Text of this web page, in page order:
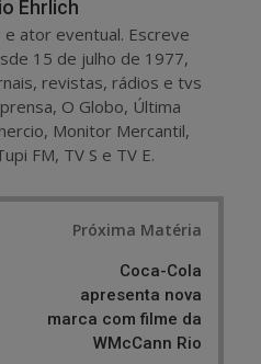
Ehrlich
e ator eventual. Escreve
15 de julho de 1977,
revistas, rádios e tvs
O Globo, Última
Monitor Mercantil,
FM, TV S e TV E.
Próxima Matéria
Coca-Cola
apresenta nova
marca com filme da
WMcCann Rio